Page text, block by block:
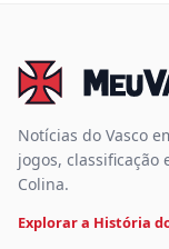
Notícias do Vasco
jogos, classificação
Colina.
Explorar a História